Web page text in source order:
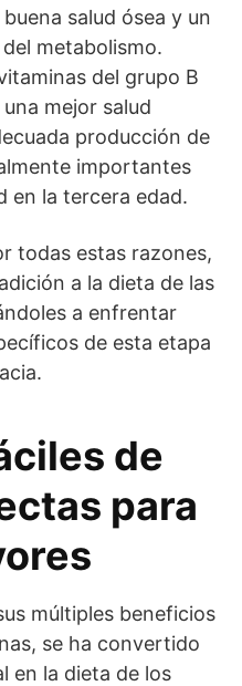
salud ósea y un
metabolismo.
del grupo B
mejor salud
producción de
importantes
en la tercera edad.
todas estas razones,
a la dieta de las
a enfrentar
de esta etapa
de
para
múltiples beneficios
se ha convertido
en la dieta de los